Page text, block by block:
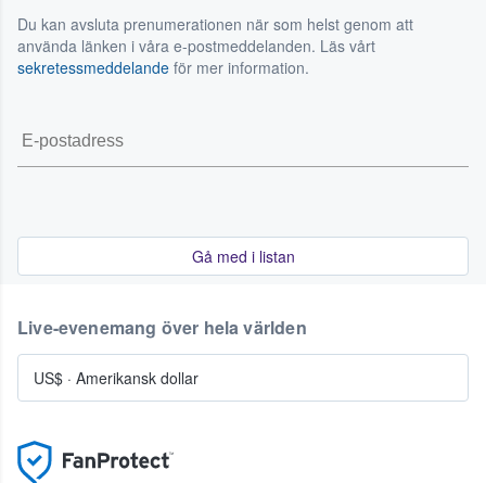
Du kan avsluta prenumerationen när som helst genom att
använda länken i våra e-postmeddelanden. Läs vårt
sekretessmeddelande för mer information.
Gå med i listan
Live-evenemang över hela världen
US$ · Amerikansk dollar